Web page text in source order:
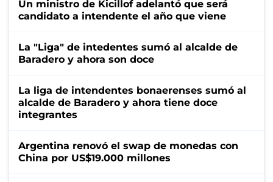
Un ministro de Kicillof adelantó que será
candidato a intendente el año que viene
La "Liga" de intedentes sumó al alcalde de
Baradero y ahora son doce
La liga de intendentes bonaerenses sumó al
alcalde de Baradero y ahora tiene doce
integrantes
Argentina renovó el swap de monedas con
China por US$19.000 millones